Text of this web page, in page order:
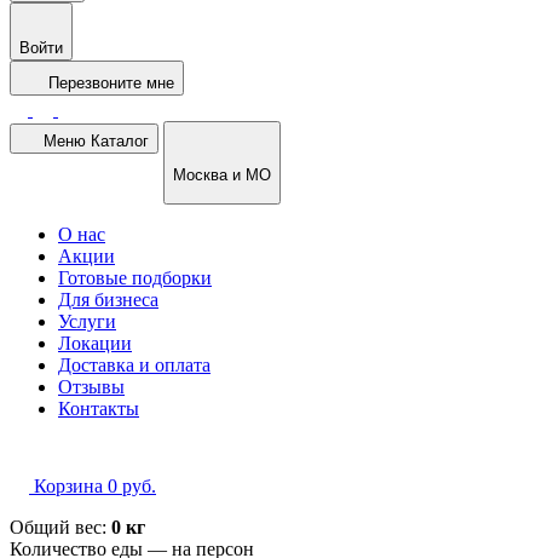
Войти
Перезвоните мне
Меню Каталог
Москва и МО
О нас
Акции
Готовые подборки
Для бизнеса
Услуги
Локации
Доставка и оплата
Отзывы
Контакты
Корзина 0 руб.
Общий вес: 0 кг
Количество еды — на персон